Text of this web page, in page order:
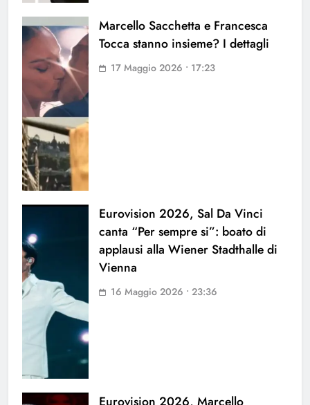
Marcello Sacchetta e Francesca
Tocca stanno insieme? I dettagli
17 Maggio 2026 • 17:23
Eurovision 2026, Sal Da Vinci
canta “Per sempre si”: boato di
applausi alla Wiener Stadthalle di
Vienna
16 Maggio 2026 • 23:36